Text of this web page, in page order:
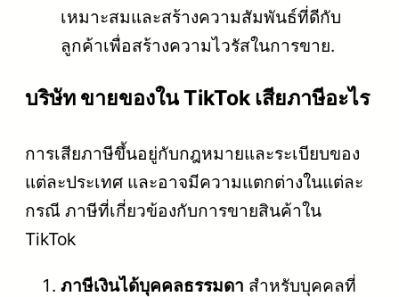
เหมาะสมและสร้างความสัมพันธ์ที่ดีกับ
ลูกค้าเพื่อสร้างความไวรัสในการขาย.
บริษัท ขายของใน TikTok เสียภาษีอะไร
การเสียภาษีขึ้นอยู่กับกฎหมายและระเบียบของ
แต่ละประเทศ และอาจมีความแตกต่างในแต่ละ
กรณี ภาษีที่เกี่ยวข้องกับการขายสินค้าใน
TikTok
ภาษีเงินได้บุคคลธรรมดา สำหรับบุคคลที่